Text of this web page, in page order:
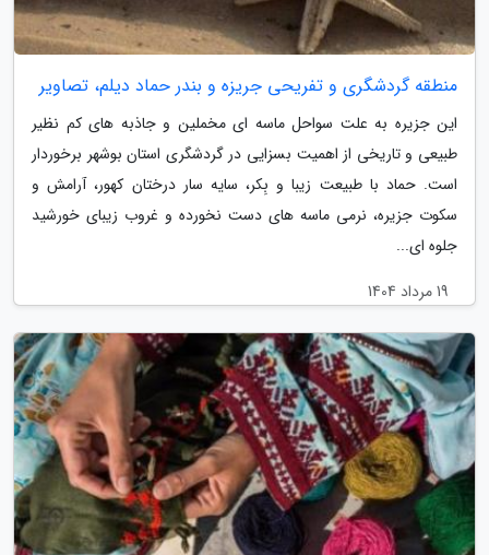
منطقه گردشگری و تفریحی جریزه و بندر حماد دیلم، تصاویر
این جزیره به علت سواحل ماسه ای مخملین و جاذبه های کم نظیر
طبیعی و تاریخی از اهمیت بسزایی در گردشگری استان بوشهر برخوردار
است. حماد با طبیعت زیبا و بِکر، سایه سار درختان کهور، آرامش و
سکوت جزیره، نرمی ماسه های دست نخورده و غروب زیبای خورشید
جلوه ای...
19 مرداد 1404